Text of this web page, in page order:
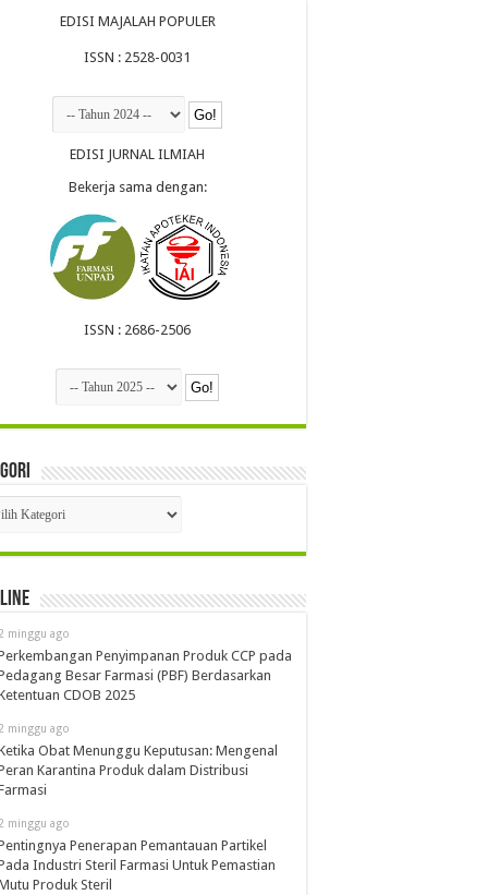
EDISI MAJALAH POPULER
ISSN : 2528-0031
EDISI JURNAL ILMIAH
Bekerja sama dengan:
ISSN : 2686-2506
minggu ago
Penyimpanan Produk CCP pada
Besar Farmasi (PBF) Berdasarkan
CDOB 2025
minggu ago
Obat Menunggu Keputusan: Mengenal
Karantina Produk dalam Distribusi
minggu ago
Penerapan Pemantauan Partikel
Industri Steril Farmasi Untuk Pemastian
Produk Steril